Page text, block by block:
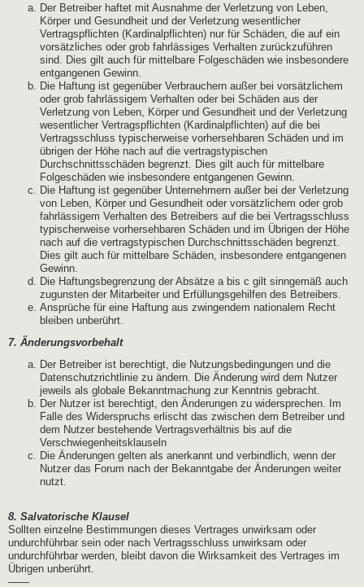
Der Betreiber haftet mit Ausnahme der Verletzung von Leben,
Körper und Gesundheit und der Verletzung wesentlicher
Vertragspflichten (Kardinalpflichten) nur für Schäden, die auf ein
vorsätzliches oder grob fahrlässiges Verhalten zurückzuführen
sind. Dies gilt auch für mittelbare Folgeschäden wie insbesondere
entgangenen Gewinn.
Die Haftung ist gegenüber Verbrauchern außer bei vorsätzlichem
oder grob fahrlässigem Verhalten oder bei Schäden aus der
Verletzung von Leben, Körper und Gesundheit und der Verletzung
wesentlicher Vertragspflichten (Kardinalpflichten) auf die bei
Vertragsschluss typischerweise vorhersehbaren Schäden und im
übrigen der Höhe nach auf die vertragstypischen
Durchschnittsschäden begrenzt. Dies gilt auch für mittelbare
Folgeschäden wie insbesondere entgangenen Gewinn.
Die Haftung ist gegenüber Unternehmern außer bei der Verletzung
von Leben, Körper und Gesundheit oder vorsätzlichem oder grob
fahrlässigem Verhalten des Betreibers auf die bei Vertragsschluss
typischerweise vorhersehbaren Schäden und im Übrigen der Höhe
nach auf die vertragstypischen Durchschnittsschäden begrenzt.
Dies gilt auch für mittelbare Schäden, insbesondere entgangenen
Gewinn.
Die Haftungsbegrenzung der Absätze a bis c gilt sinngemäß auch
zugunsten der Mitarbeiter und Erfüllungsgehilfen des Betreibers.
Ansprüche für eine Haftung aus zwingendem nationalem Recht
bleiben unberührt.
7. Änderungsvorbehalt
Der Betreiber ist berechtigt, die Nutzungsbedingungen und die
Datenschutzrichtlinie zu ändern. Die Änderung wird dem Nutzer
jeweils als globale Bekanntmachung zur Kenntnis gebracht.
Der Nutzer ist berechtigt, den Änderungen zu widersprechen. Im
Falle des Widerspruchs erlischt das zwischen dem Betreiber und
dem Nutzer bestehende Vertragsverhältnis bis auf die
Verschwiegenheitsklauseln
Die Änderungen gelten als anerkannt und verbindlich, wenn der
Nutzer das Forum nach der Bekanntgabe der Änderungen weiter
nutzt.
8. Salvatorische Klausel
Sollten einzelne Bestimmungen dieses Vertrages unwirksam oder
undurchführbar sein oder nach Vertragsschluss unwirksam oder
undurchführbar werden, bleibt davon die Wirksamkeit des Vertrages im
Übrigen unberührt.
——